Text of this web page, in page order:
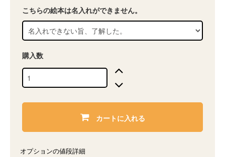
こちらの絵本は名入れができません。
購入数
カートに入れる
オプションの値段詳細